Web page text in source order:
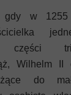
gdy w
części
Wilhelm II
do